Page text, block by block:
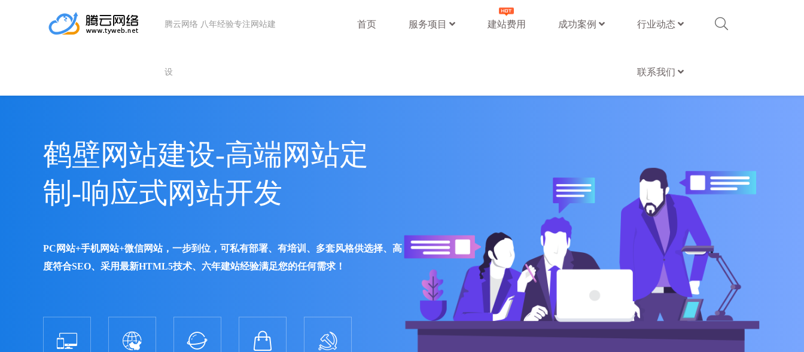
腾云网络 八年经验专注网站建
设
首页 服务项目 建站费用 成功案例 行业动态
联系我们
鹤壁网站建设-高端网站定
制-响应式网站开发
PC网站+手机网站+微信网站，一步到位，可私有部署、有培训、多套风格供选择、高
度符合SEO、采用最新HTML5技术、六年建站经验满足您的任何需求！
    